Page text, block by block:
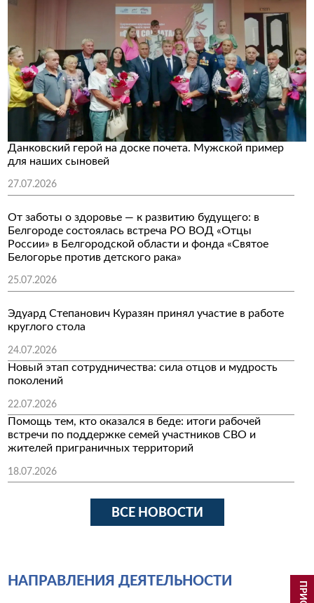
Данковский герой на доске почета. Мужской пример
для наших сыновей
27.07.2026
От заботы о здоровье — к развитию будущего: в
Белгороде состоялась встреча РО ВОД «Отцы
России» в Белгородской области и фонда «Святое
Белогорье против детского рака»
25.07.2026
Эдуард Степанович Куразян принял участие в работе
круглого стола
24.07.2026
Новый этап сотрудничества: сила отцов и мудрость
поколений
22.07.2026
Помощь тем, кто оказался в беде: итоги рабочей
встречи по поддержке семей участников СВО и
жителей приграничных территорий
18.07.2026
ВСЕ НОВОСТИ
НАПРАВЛЕНИЯ ДЕЯТЕЛЬНОСТИ